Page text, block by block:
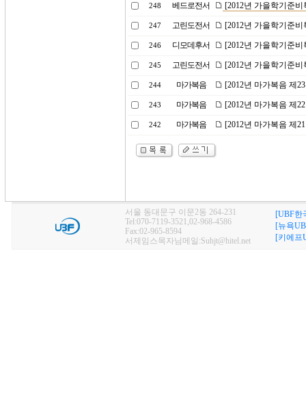
248 베드로전서 [2012년 가을학기준
247 고린도전서 [2012년 가을학기준
246 디모데후서 [2012년 가을학기준
245 고린도전서 [2012년 가을학기준
244 마가복음 [2012년 마가복음 제
243 마가복음 [2012년 마가복음 제
242 마가복음 [2012년 마가복음 제
서울 동대문구 이문2동 264-231
Tel:070-7119-3521,02-968-4586
Fax:02-965-8594
서제임스목자님메일:Suhjt@hitel.net
[UBF한
[뉴욕
[키에프